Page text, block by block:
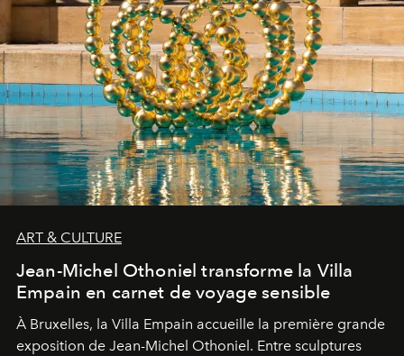
ART & CULTURE
Jean-Michel Othoniel transforme la Villa
Empain en carnet de voyage sensible
À Bruxelles, la Villa Empain accueille la première grande
exposition de Jean-Michel Othoniel. Entre sculptures